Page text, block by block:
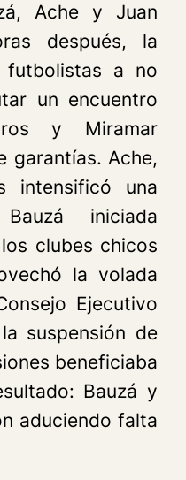
Ache y Juan
después, la
a no
un encuentro
y Miramar
garantías. Ache,
intensificó una
iniciada
clubes chicos
la volada
Ejecutivo
suspensión de
beneficiaba
Bauzá y
aduciendo falta